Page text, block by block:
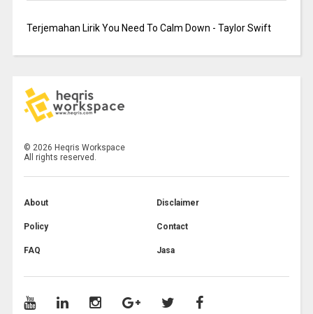
Terjemahan Lirik You Need To Calm Down - Taylor Swift
© 2026 Heqris Workspace
All rights reserved.
About Disclaimer
Policy Contact
FAQ Jasa